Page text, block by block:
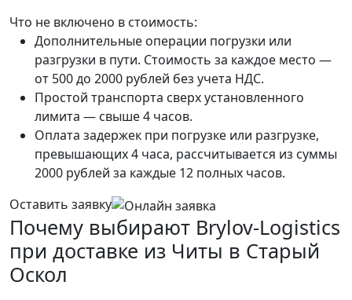
Что не включено в стоимость:
Дополнительные операции погрузки или
разгрузки в пути. Стоимость за каждое место —
от 500 до 2000 рублей без учета НДС.
Простой транспорта сверх установленного
лимита — свыше 4 часов.
Оплата задержек при погрузке или разгрузке,
превышающих 4 часа, рассчитывается из суммы
2000 рублей за каждые 12 полных часов.
Оставить заявку
Почему выбирают Brylov-Logistics
при доставке из Читы в Старый
Оскол